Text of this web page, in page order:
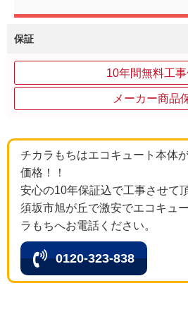
保証
10年間無料工
メーカー商品
チカラもちはエコキュート本体
価格！！
安心の10年保証込で工事させて
須坂市旭が丘で激安でエコキュ
ラもちへお電話ください。
0120-323-838